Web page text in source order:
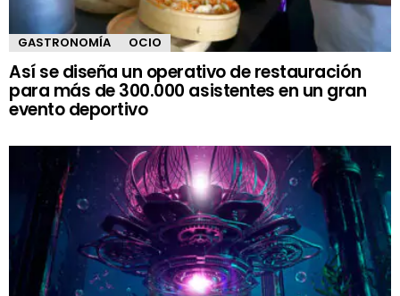
GASTRONOMÍA OCIO
Así se diseña un operativo de restauración
para más de 300.000 asistentes en un gran
evento deportivo